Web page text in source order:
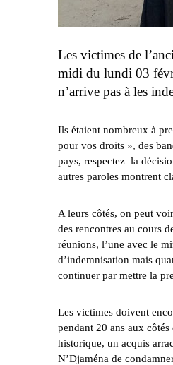
Les victimes de
midi du lundi 03
n’arrive pas à les
Ils étaient nombreux à
pour vos droits », des
pays, respectez la
autres paroles montrent
A leurs côtés, on peut
des rencontres au cours
réunions, l’une avec le
d’indemnisation mais
continuer par mettre la
Les victimes doivent
pendant 20 ans aux
historique, un acquis
N’Djaména de